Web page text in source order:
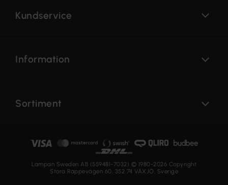
Kundservice
Information
Sortiment
Lampan Sweden AB (559481-7032) © 1980-2026 Copyright
Stora Räppevägen 60, 352 74 VÄXJÖ, Sverige